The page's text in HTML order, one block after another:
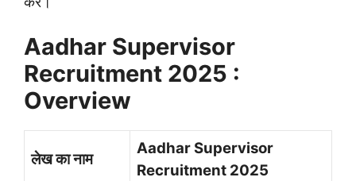
Aadhar Supervisor
Recruitment 2025 :
Overview
लेख का नाम
Aadhar Supervisor
Recruitment 2025